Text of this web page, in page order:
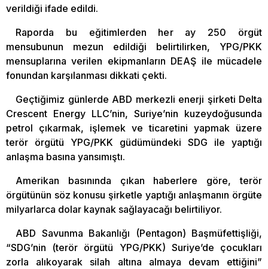
verildiği ifade edildi.
Raporda bu eğitimlerden her ay 250 örgüt
mensubunun mezun edildiği belirtilirken, YPG/PKK
mensuplarına verilen ekipmanların DEAŞ ile mücadele
fonundan karşılanması dikkati çekti.
Geçtiğimiz günlerde ABD merkezli enerji şirketi Delta
Crescent Energy LLC’nin, Suriye’nin kuzeydoğusunda
petrol çıkarmak, işlemek ve ticaretini yapmak üzere
terör örgütü YPG/PKK güdümündeki SDG ile yaptığı
anlaşma basına yansımıştı.
Amerikan basınında çıkan haberlere göre, terör
örgütünün söz konusu şirketle yaptığı anlaşmanın örgüte
milyarlarca dolar kaynak sağlayacağı belirtiliyor.
ABD Savunma Bakanlığı (Pentagon) Başmüfettişliği,
“SDG’nin (terör örgütü YPG/PKK) Suriye’de çocukları
zorla alıkoyarak silah altına almaya devam ettiğini”